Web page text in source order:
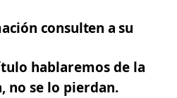
consulten a su
hablaremos de la
no se lo pierdan.